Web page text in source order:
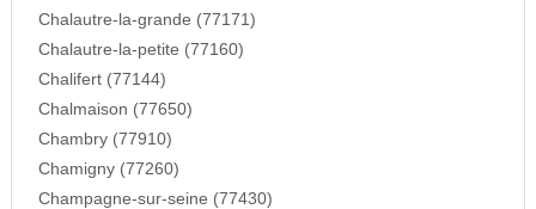
Chalautre-la-grande (77171)
Chalautre-la-petite (77160)
Chalifert (77144)
Chalmaison (77650)
Chambry (77910)
Chamigny (77260)
Champagne-sur-seine (77430)